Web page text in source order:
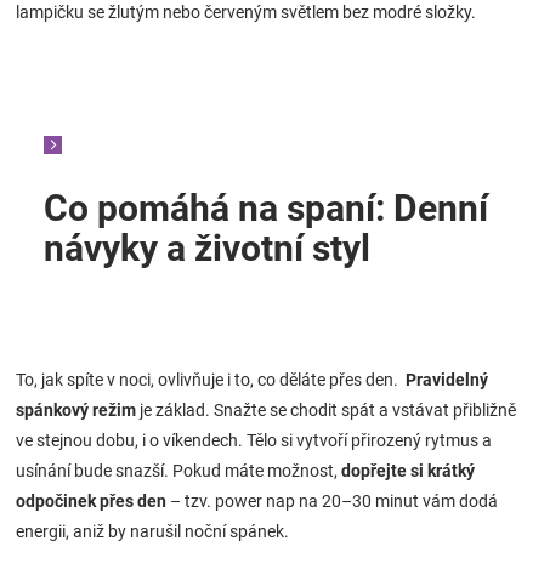
lampičku se žlutým nebo červeným světlem bez modré složky.
Co pomáhá na spaní: Denní
návyky a životní styl
To, jak spíte v noci, ovlivňuje i to, co děláte přes den. Pravidelný
spánkový režim je základ. Snažte se chodit spát a vstávat přibližně
ve stejnou dobu, i o víkendech. Tělo si vytvoří přirozený rytmus a
usínání bude snazší. Pokud máte možnost, dopřejte si krátký
odpočinek přes den – tzv. power nap na 20–30 minut vám dodá
energii, aniž by narušil noční spánek.